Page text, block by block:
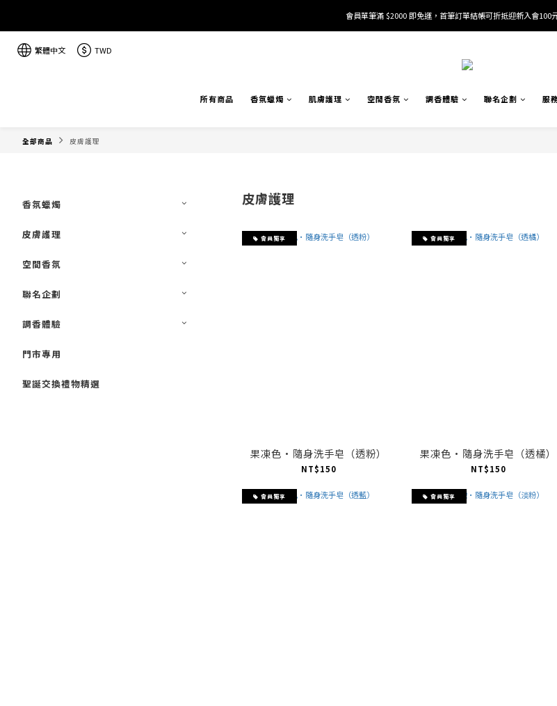
加入/驗證會員並綁定電話號碼，即可獲得百元購物金2
會員單筆滿 $2000 即免運，首筆訂單結帳可折抵迎新入會100
繁體中文 TWD
所有商品 香氛蠟燭 肌膚護理 空間香氛 調香體驗 聯名企劃 服
全部商品 皮膚護理
香氛蠟燭
皮膚護理
空間香氛
聯名企劃
調香體驗
門市專用
聖誕交換禮物精選
皮膚護理
會員獨享
果凍色·隨身洗手皂（透粉）
NT$150
會員獨享
果凍色·隨身洗手皂（透橘）
NT$150
會員獨享 會員獨享